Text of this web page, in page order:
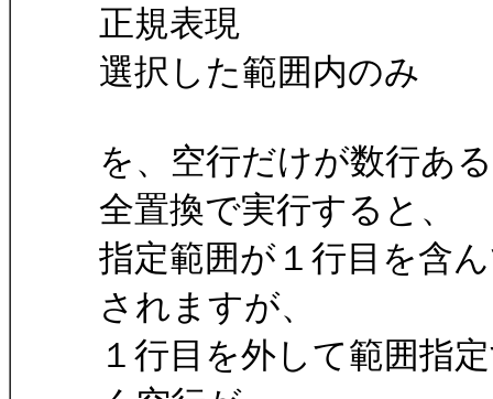
正規表現
選択した範囲内のみ
を、空行だけが数行あ
全置換で実行すると、
指定範囲が１行目を含
されますが、
１行目を外して範囲指